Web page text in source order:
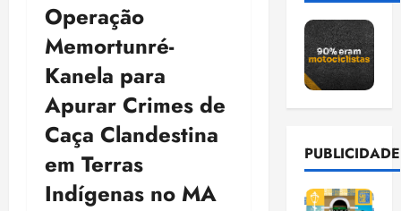
Operação
Memortunré-
Kanela para
Apurar Crimes de
Caça Clandestina
em Terras
Indígenas no MA
PUBLICIDADE